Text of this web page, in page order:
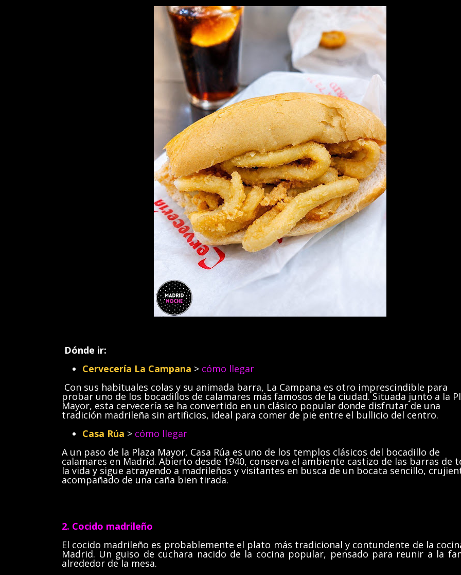
Dónde ir:
Cervecería La Campana > cómo llegar
Con sus habituales colas y su animada barra, La Campana es otro imprescindible para
probar uno de los bocadillos de calamares más famosos de la ciudad. Situada junto a la
Mayor, esta cervecería se ha convertido en un clásico popular donde disfrutar de una
tradición madrileña sin artificios, ideal para comer de pie entre el bullicio del centro.
Casa Rúa > cómo llegar
A un paso de la Plaza Mayor, Casa Rúa es uno de los templos clásicos del bocadillo de
calamares en Madrid. Abierto desde 1940, conserva el ambiente castizo de las barras de
la vida y sigue atrayendo a madrileños y visitantes en busca de un bocata sencillo,
acompañado de una caña bien tirada.
2. Cocido madrileño
El cocido madrileño es probablemente el plato más tradicional y contundente de la
Madrid. Un guiso de cuchara nacido de la cocina popular, pensado para reunir a la
alrededor de la mesa.